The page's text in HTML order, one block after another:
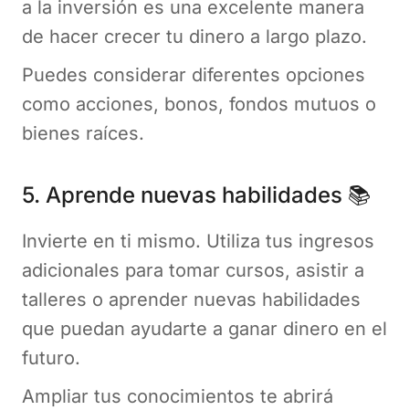
a la inversión es una excelente manera
de hacer crecer tu dinero a largo plazo.
Puedes considerar diferentes opciones
como acciones, bonos, fondos mutuos o
bienes raíces.
5. Aprende nuevas habilidades 📚
Invierte en ti mismo. Utiliza tus ingresos
adicionales para tomar cursos, asistir a
talleres o aprender nuevas habilidades
que puedan ayudarte a ganar dinero en el
futuro.
Ampliar tus conocimientos te abrirá